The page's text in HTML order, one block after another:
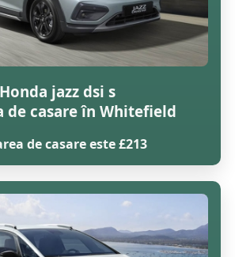
Honda jazz dsi s
de casare în Whitefield
de casare este £213